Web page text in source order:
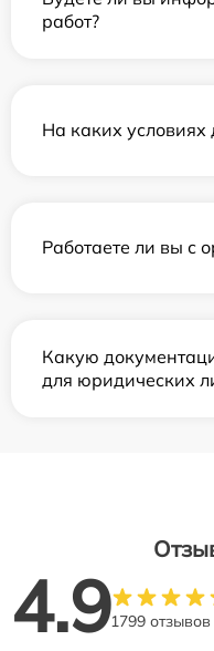
работ?
На каких условиях
Работаете ли вы с
Какую
для юридических
4.91799 отзывов